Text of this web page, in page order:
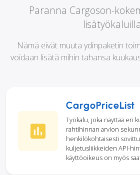
Paranna Cargoson-
lisätyökaluilla
Nämä eivät muuta ydinpaketin
voidaan lisätä mihin tahansa
CargoPriceList
Työkalu, joka näyttää eri
rahtihinnan arvion
henkilökohtaisesti
kuljetusliikkeiden API-
käyttöoikeus on myös